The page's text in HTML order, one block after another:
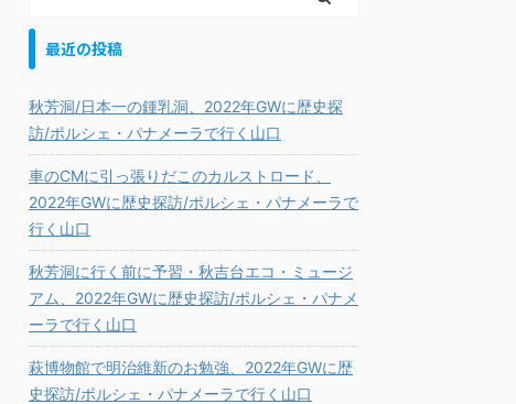
最近の投稿
秋芳洞/日本一の鍾乳洞、2022年GWに歴史探
訪/ポルシェ・パナメーラで行く山口
車のCMに引っ張りだこのカルストロード、
2022年GWに歴史探訪/ポルシェ・パナメーラで
行く山口
秋芳洞に行く前に予習・秋吉台エコ・ミュージ
アム、2022年GWに歴史探訪/ポルシェ・パナメ
ーラで行く山口
萩博物館で明治維新のお勉強、2022年GWに歴
史探訪/ポルシェ・パナメーラで行く山口